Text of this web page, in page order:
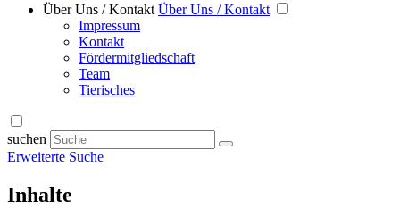
Über Uns / Kontakt Über Uns / Kontakt
Impressum
Kontakt
Fördermitgliedschaft
Team
Tierisches
suchen
Erweiterte Suche
Inhalte